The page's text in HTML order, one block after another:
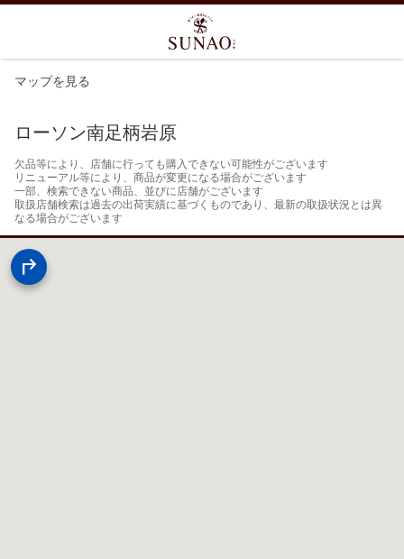
マップを見る
ローソン南足柄岩原
欠品等により、店舗に行っても購入できない可能性がございます
リニューアル等により、商品が変更になる場合がございます
一部、検索できない商品、並びに店舗がございます
取扱店舗検索は過去の出荷実績に基づくものであり、最新の取扱状況とは異
なる場合がございます